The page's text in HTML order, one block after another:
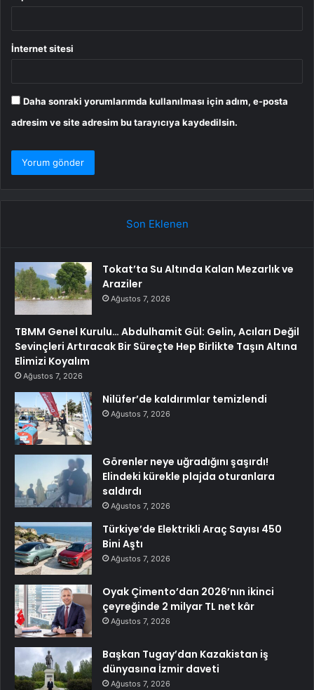
İnternet sitesi
Daha sonraki yorumlarımda kullanılması için adım, e-posta
adresim ve site adresim bu tarayıcıya kaydedilsin.
Son Eklenen
Tokat’ta Su Altında Kalan Mezarlık ve
Araziler
Ağustos 7, 2026
TBMM Genel Kurulu… Abdulhamit Gül: Gelin, Acıları Değil
Sevinçleri Artıracak Bir Süreçte Hep Birlikte Taşın Altına
Elimizi Koyalım
Ağustos 7, 2026
Nilüfer’de kaldırımlar temizlendi
Ağustos 7, 2026
Görenler neye uğradığını şaşırdı!
Elindeki kürekle plajda oturanlara
saldırdı
Ağustos 7, 2026
Türkiye’de Elektrikli Araç Sayısı 450
Bini Aştı
Ağustos 7, 2026
Oyak Çimento’dan 2026’nın ikinci
çeyreğinde 2 milyar TL net kâr
Ağustos 7, 2026
Başkan Tugay’dan Kazakistan iş
dünyasına İzmir daveti
Ağustos 7, 2026